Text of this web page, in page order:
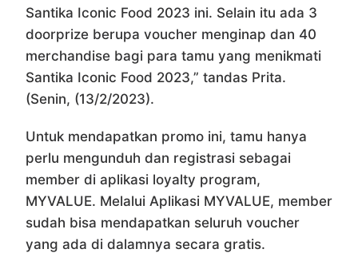
Santika Iconic Food 2023 ini. Selain itu ada 3
doorprize berupa voucher menginap dan 40
merchandise bagi para tamu yang menikmati
Santika Iconic Food 2023,” tandas Prita.
(Senin, (13/2/2023).
Untuk mendapatkan promo ini, tamu hanya
perlu mengunduh dan registrasi sebagai
member di aplikasi loyalty program,
MYVALUE. Melalui Aplikasi MYVALUE, member
sudah bisa mendapatkan seluruh voucher
yang ada di dalamnya secara gratis.